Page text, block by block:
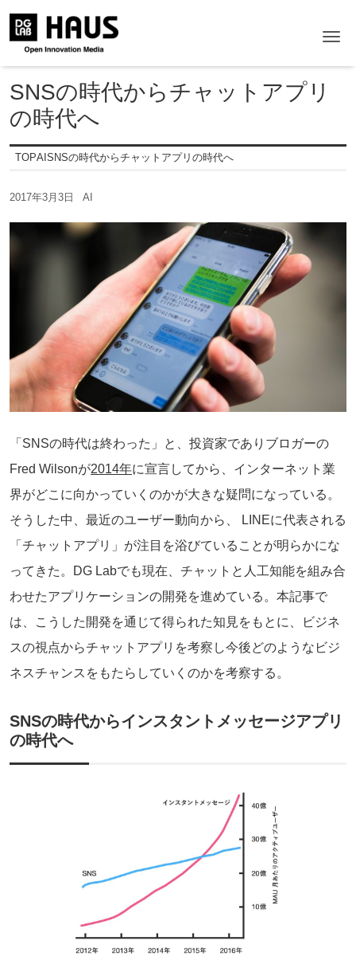
SNSの時代からチャットアプリ
の時代へ
TOPAI SNSの時代からチャットアプリの時代へ
2017年3月3日 AI
「SNSの時代は終わった」と、投資家でありブロガーの
Fred Wilsonが2014年に宣言してから、インターネット業
界がどこに向かっていくのかが大きな疑問になっている。
そうした中、最近のユーザー動向から、 LINEに代表される
「チャットアプリ」が注目を浴びていることが明らかにな
ってきた。DG Labでも現在、チャットと人工知能を組み合
わせたアプリケーションの開発を進めている。本記事で
は、こうした開発を通じて得られた知見をもとに、ビジネ
スの視点からチャットアプリを考察し今後どのようなビジ
ネスチャンスをもたらしていくのかを考察する。
SNSの時代からインスタントメッセージアプリ
の時代へ